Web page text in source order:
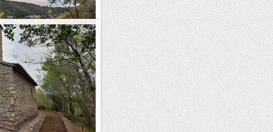
una zona poc habitual,
la Font de l'Atzuc és curt
i pel...